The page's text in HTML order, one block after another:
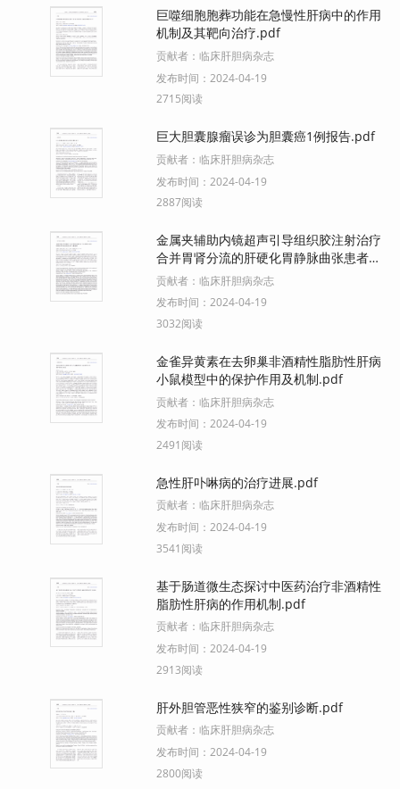
巨噬细胞胞葬功能在急慢性肝病中的作用
机制及其靶向治疗.pdf
贡献者： 临床肝胆病杂志
发布时间： 2024-04-19
2715阅读
巨大胆囊腺瘤误诊为胆囊癌1例报告.pdf
贡献者： 临床肝胆病杂志
发布时间： 2024-04-19
2887阅读
金属夹辅助内镜超声引导组织胶注射治疗
合并胃肾分流的肝硬化胃静脉曲张患者的
效果初探.pdf
贡献者： 临床肝胆病杂志
发布时间： 2024-04-19
3032阅读
金雀异黄素在去卵巢非酒精性脂肪性肝病
小鼠模型中的保护作用及机制.pdf
贡献者： 临床肝胆病杂志
发布时间： 2024-04-19
2491阅读
急性肝卟啉病的治疗进展.pdf
贡献者： 临床肝胆病杂志
发布时间： 2024-04-19
3541阅读
基于肠道微生态探讨中医药治疗非酒精性
脂肪性肝病的作用机制.pdf
贡献者： 临床肝胆病杂志
发布时间： 2024-04-19
2913阅读
肝外胆管恶性狭窄的鉴别诊断.pdf
贡献者： 临床肝胆病杂志
发布时间： 2024-04-19
2800阅读